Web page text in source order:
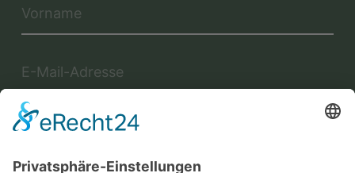
Jetzt anmelden